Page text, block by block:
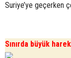
Suriye’ye geçerken
Sınırda büyük